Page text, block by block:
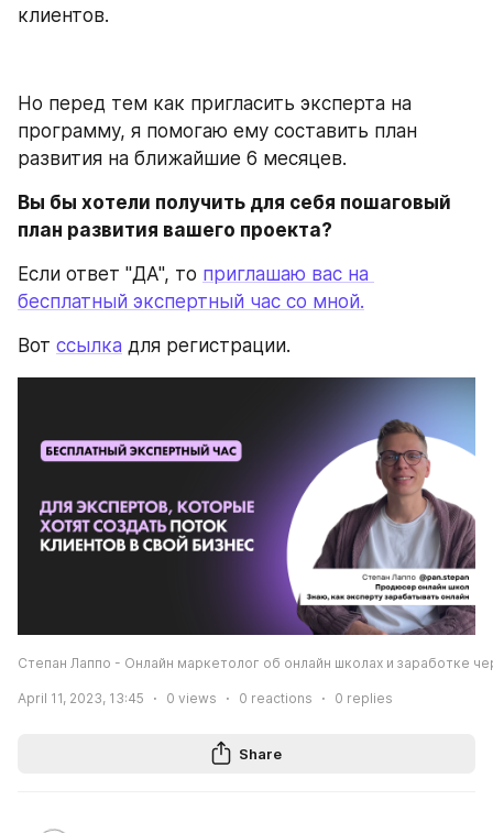
клиентов.
Но перед тем как пригласить эксперта на
программу, я помогаю ему составить план
развития на ближайшие 6 месяцев.
Вы бы хотели получить для себя пошаговый
план развития вашего проекта?
Если ответ "ДА", то приглашаю вас на
бесплатный экспертный час со мной.
Вот ссылка для регистрации.
Степан Лаппо - Онлайн маркетолог об онлайн школах и заработке
April 11, 2023, 13:45 0 views 0 reactions 0 replies
Share